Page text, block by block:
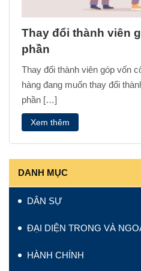
Thay đổi thành viên
phần
Thay đổi thành viên góp vốn
hàng đang muốn thay đổi
phần […]
Xem thêm
DANH MỤC
DÂN SỰ
ĐẠI DIỆN TRONG VÀ
HÀNH CHÍNH